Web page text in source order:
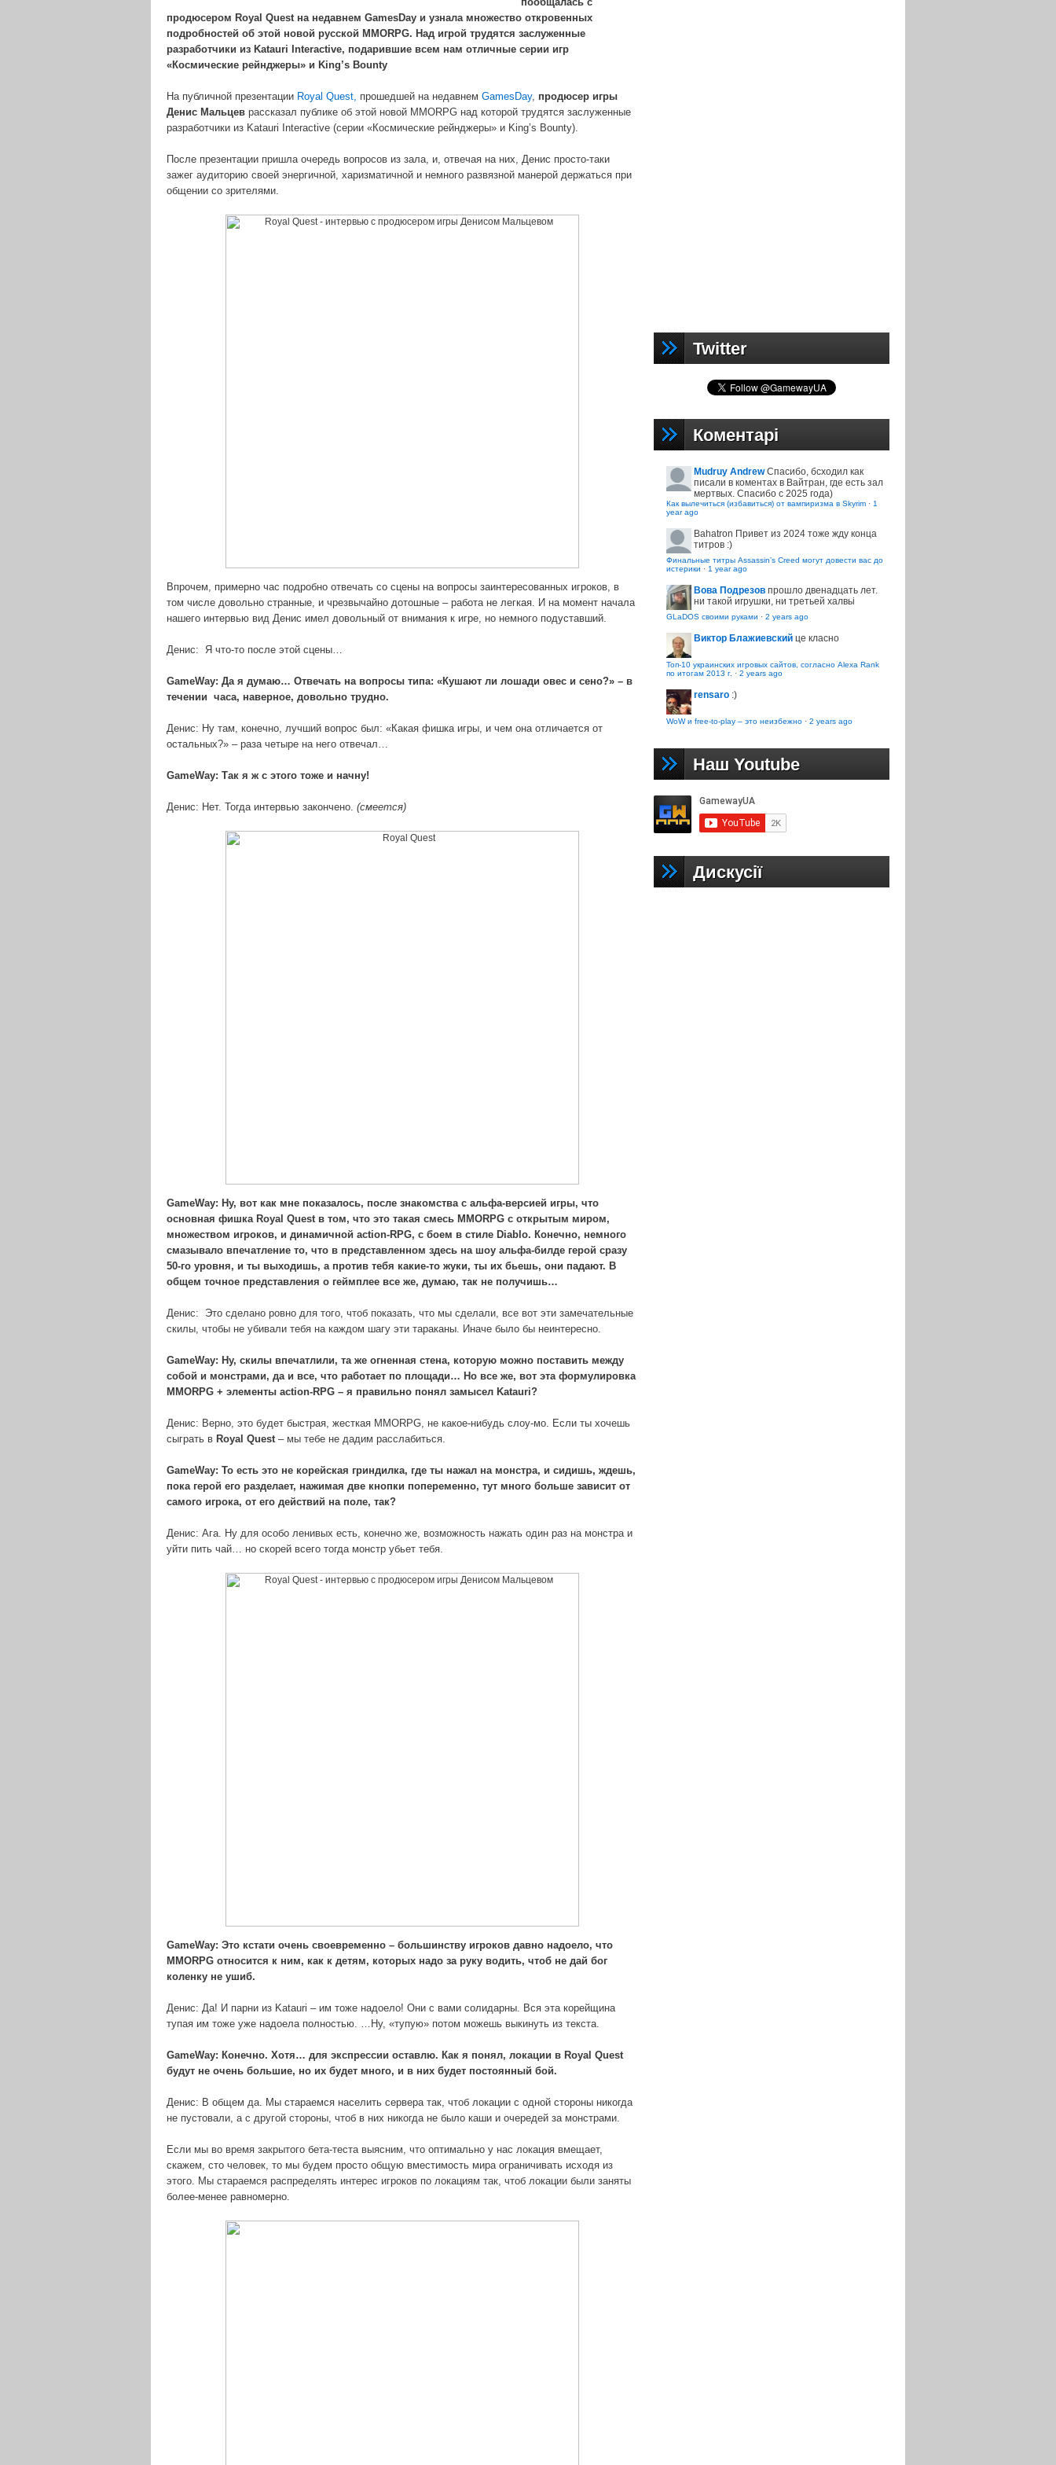
продюсером Royal Quest на недавнем GamesDay и узнала множество откровенных
подробностей об этой новой русской MMORPG. Над игрой трудятся заслуженные
разработчики из Katauri Interactive, подарившие всем нам отличные серии игр
«Космические рейнджеры» и King’s Bounty
На публичной презентации Royal Quest, прошедшей на недавнем GamesDay, продюсер игры
Денис Мальцев рассказал публике об этой новой MMORPG над которой трудятся заслуженные
разработчики из Katauri Interactive (серии «Космические рейнджеры» и King’s Bounty).
После презентации пришла очередь вопросов из зала, и, отвечая на них, Денис просто-таки
зажег аудиторию своей энергичной, харизматичной и немного развязной манерой держаться при
общении со зрителями.
Впрочем, примерно час подробно отвечать со сцены на вопросы заинтересованных игроков, в
том числе довольно странные, и чрезвычайно дотошные – работа не легкая. И на момент начала
нашего интервью вид Денис имел довольный от внимания к игре, но немного подуставший.
Денис: Я что-то после этой сцены…
GameWay: Да я думаю… Отвечать на вопросы типа: «Кушают ли лошади овес и сено?» – в
течении часа, наверное, довольно трудно.
Денис: Ну там, конечно, лучший вопрос был: «Какая фишка игры, и чем она отличается от
остальных?» – раза четыре на него отвечал…
GameWay: Так я ж с этого тоже и начну!
Денис: Нет. Тогда интервью закончено. (смеется)
GameWay: Ну, вот как мне показалось, после знакомства с альфа-версией игры, что
основная фишка Royal Quest в том, что это такая смесь MMORPG с открытым миром,
множеством игроков, и динамичной action-RPG, с боем в стиле Diablo. Конечно, немного
смазывало впечатление то, что в представленном здесь на шоу альфа-билде герой сразу
50-го уровня, и ты выходишь, а против тебя какие-то жуки, ты их бьешь, они падают. В
общем точное представления о геймплее все же, думаю, так не получишь…
Денис: Это сделано ровно для того, чтоб показать, что мы сделали, все вот эти замечательные
скилы, чтобы не убивали тебя на каждом шагу эти тараканы. Иначе было бы неинтересно.
GameWay: Ну, скилы впечатлили, та же огненная стена, которую можно поставить между
собой и монстрами, да и все, что работает по площади… Но все же, вот эта формулировка
MMORPG + элементы action-RPG – я правильно понял замысел Katauri?
Денис: Верно, это будет быстрая, жесткая MMORPG, не какое-нибудь слоу-мо. Если ты хочешь
сыграть в Royal Quest– мы тебе не дадим расслабиться.
GameWay: То есть это не корейская гриндилка, где ты нажал на монстра, и сидишь, ждешь,
пока герой его разделает, нажимая две кнопки попеременно, тут много больше зависит от
самого игрока, от его действий на поле, так?
Денис: Ага. Ну для особо ленивых есть, конечно же, возможность нажать один раз на монстра и
уйти пить чай… но скорей всего тогда монстр убьет тебя.
GameWay: Это кстати очень своевременно – большинству игроков давно надоело, что
MMORPG относится к ним, как к детям, которых надо за руку водить, чтоб не дай бог
коленку не ушиб.
Денис: Да! И парни из Katauri – им тоже надоело! Они с вами солидарны. Вся эта корейщина
тупая им тоже уже надоела полностью. …Ну, «тупую» потом можешь выкинуть из текста.
GameWay: Конечно. Хотя… для экспрессии оставлю. Как я понял, локации в Royal Quest
будут не очень большие, но их будет много, и в них будет постоянный бой.
Денис: В общем да. Мы стараемся населить сервера так, чтоб локации с одной стороны никогда
не пустовали, а с другой стороны, чтоб в них никогда не было каши и очередей за монстрами.
Если мы во время закрытого бета-теста выясним, что оптимально у нас локация вмещает,
скажем, сто человек, то мы будем просто общую вместимость мира ограничивать исходя из
этого. Мы стараемся распределять интерес игроков по локациям так, чтоб локации были заняты
более-менее равномерно.
Twitter
Коментарі
Mudruy Andrew Спасибо, бсходил как
писали в коментах в Вайтран, где есть зал
мертвых. Спасибо с 2025 года)
Как вылечиться (избавиться) от вампиризма в Skyrim · 1
year ago
Bahatron Привет из 2024 тоже жду конца
титров :)
Финальные титры Assassin’s Creed могут довести вас до
истерики · 1 year ago
Вова Подрезов прошло двенадцать лет.
ни такой игрушки, ни третьей халвьі
GLaDOS своими руками · 2 years ago
Виктор Блажиевский це класно
Топ-10 украинских игровых сайтов, согласно Alexa Rank
по итогам 2013 г. · 2 years ago
rensaro :)
WoW и free-to-play – это неизбежно · 2 years ago
Наш Youtube
Дискусії